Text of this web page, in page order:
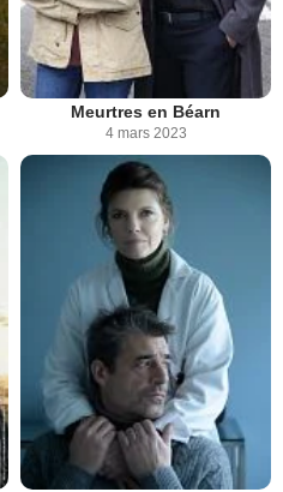
Meurtres en Béarn
4 mars 2023